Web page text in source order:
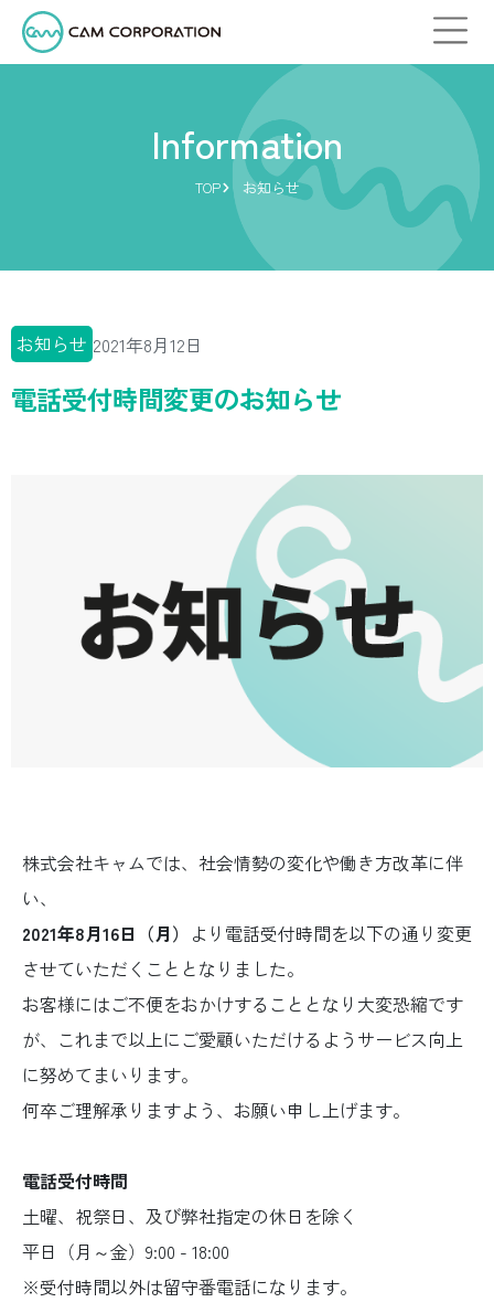
Information
TOP お知らせ
お知らせ 2021年8月12日
電話受付時間変更のお知らせ
株式会社キャムでは、社会情勢の変化や働き方改革に伴
い、
2021年8月16日（月） より電話受付時間を以下の通り変更
させていただくこととなりました。
お客様にはご不便をおかけすることとなり大変恐縮です
が、これまで以上にご愛顧いただけるようサービス向上
に努めてまいります。
何卒ご理解承りますよう、お願い申し上げます。
電話受付時間
土曜、祝祭日、及び弊社指定の休日を除く
平日（月～金）9:00 - 18:00
※受付時間以外は留守番電話になります。